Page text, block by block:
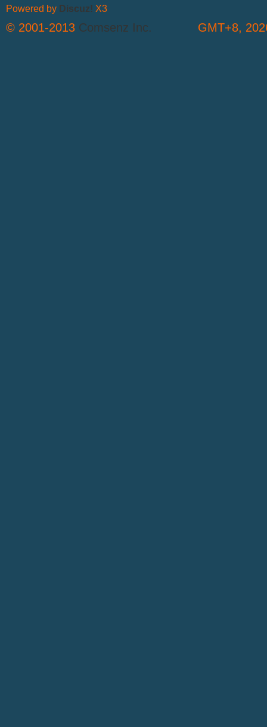
GMT+8,
Powered by Discuz! X3
© 2001-2013 Comsenz Inc.